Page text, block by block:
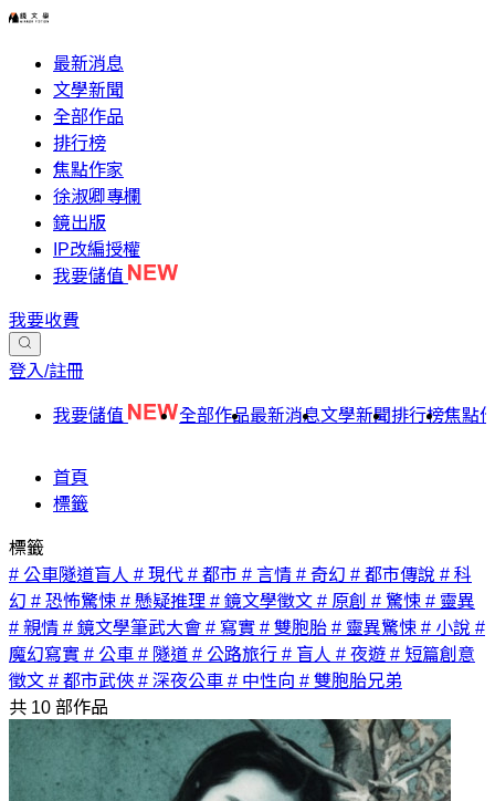
最新消息
文學新聞
全部作品
排行榜
焦點作家
徐淑卿專欄
鏡出版
IP改編授權
我要儲值
我要收費
登入/註冊
我要儲值 全部作品最新消息文學新聞排行榜焦點
首頁
標籤
標籤
# 公車隧道盲人 # 現代 # 都市 # 言情 # 奇幻 # 都市傳說 # 科
幻 # 恐怖驚悚 # 懸疑推理 # 鏡文學徵文 # 原創 # 驚悚 # 靈異
# 親情 # 鏡文學筆武大會 # 寫實 # 雙胞胎 # 靈異驚悚 # 小說 #
魔幻寫實 # 公車 # 隧道 # 公路旅行 # 盲人 # 夜遊 # 短篇創意
徵文 # 都市武俠 # 深夜公車 # 中性向 # 雙胞胎兄弟
共 10 部作品